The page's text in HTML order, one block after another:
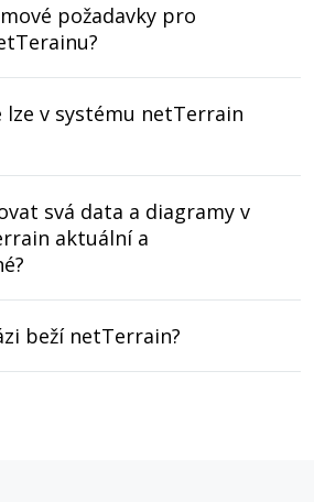
požadavky pro
lze v systému netTerrain
svá data a diagramy v
aktuální a
beží netTerrain?